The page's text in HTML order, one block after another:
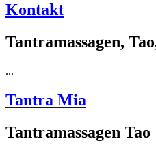
Kontakt
Tantramassagen,
...
Tantra Mia
Tantramassagen Tao